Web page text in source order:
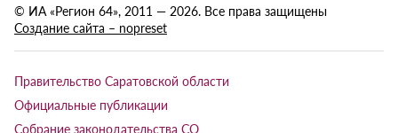
© ИА «Регион 64», 2011 — 2026. Все права защищены
Создание сайта – nopreset
Правительство Саратовской области
Официальные публикации
Собрание законодательства СО